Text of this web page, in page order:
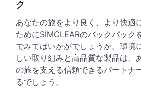
ク
あなたの旅をより良く、より快適
ためにSIMCLEARのバックパック
でみてはいかがでしょうか。環境
しい取り組みと高品質な製品は、
の旅を支える信頼できるパートナ
るでしょう。